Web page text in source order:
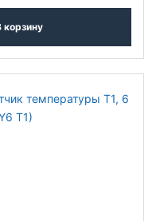
корзину